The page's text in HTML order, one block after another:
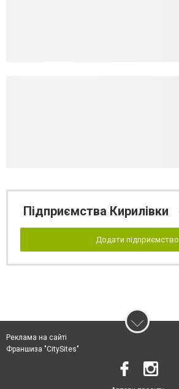
Підприємства Кирилівки
Додати підприємство
Реклама на сайті
Франшиза "CitySites"